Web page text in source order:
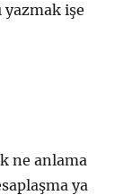
yazmak işe
ne anlama
ya